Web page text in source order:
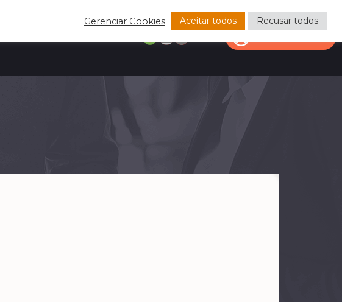
Gerenciar Cookies Aceitar todos Recusar todos